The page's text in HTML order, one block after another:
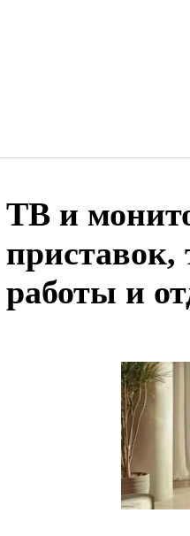
ТВ и
приставок,
работы и